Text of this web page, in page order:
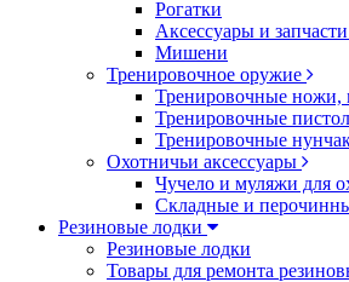
Рогатки
Аксессуары и
Мишени
Тренировочное оружие
Тренировочные ножи,
Тренировочные
Тренировочные
Охотничьи аксессуары
Чучело и муляжи для
Складные и
Резиновые лодки
Резиновые лодки
Товары для ремонта